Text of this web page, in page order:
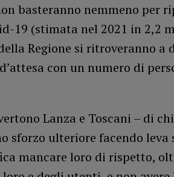
basteranno nemmeno per
19 (stimata nel 2021 in 2,2
Regione si ritroveranno a
con un numero di
Lanza e Toscani – di
sforzo ulteriore facendo leva
mancare loro di rispetto,